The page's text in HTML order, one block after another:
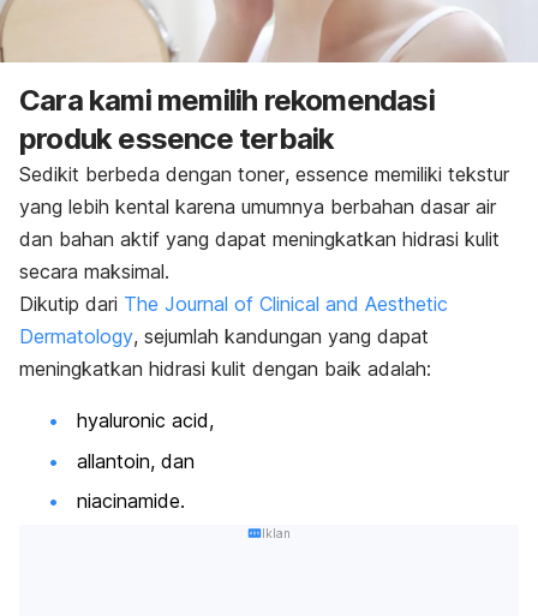
Cara kami memilih rekomendasi
produk essence terbaik
Sedikit berbeda dengan toner, essence memiliki tekstur
yang lebih kental karena umumnya berbahan dasar air
dan bahan aktif yang dapat meningkatkan hidrasi kulit
secara maksimal.
Dikutip dari The Journal of Clinical and Aesthetic
Dermatology, sejumlah kandungan yang dapat
meningkatkan hidrasi kulit dengan baik adalah:
hyaluronic acid,
allantoin, dan
niacinamide.
Iklan